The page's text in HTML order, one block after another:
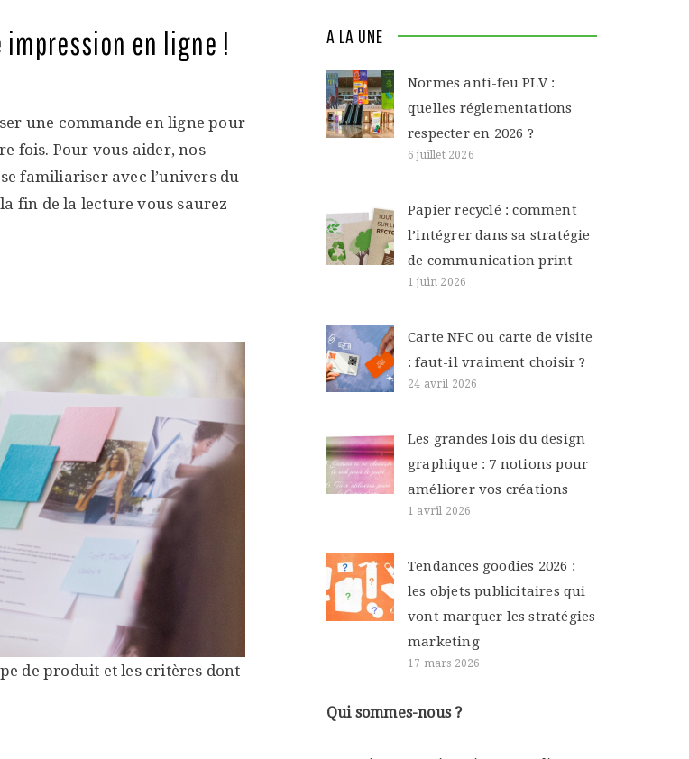
impression en ligne !
une commande en ligne pour
fois. Pour vous aider, nos
familiariser avec l’univers du
fin de la lecture vous saurez
de produit et les critères dont
A LA UNE
Normes anti-feu PLV :
quelles réglementations
respecter en 2026 ?
6 juillet 2026
Papier recyclé : comment
l’intégrer dans sa stratégie
de communication print
1 juin 2026
Carte NFC ou carte de visite
: faut-il vraiment choisir ?
24 avril 2026
Les grandes lois du design
graphique : 7 notions pour
améliorer vos créations
1 avril 2026
Tendances goodies 2026 :
les objets publicitaires qui
vont marquer les stratégies
marketing
17 mars 2026
Qui sommes-nous ?